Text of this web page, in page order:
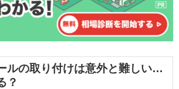
ルの取り付けは意外と難しい…
？